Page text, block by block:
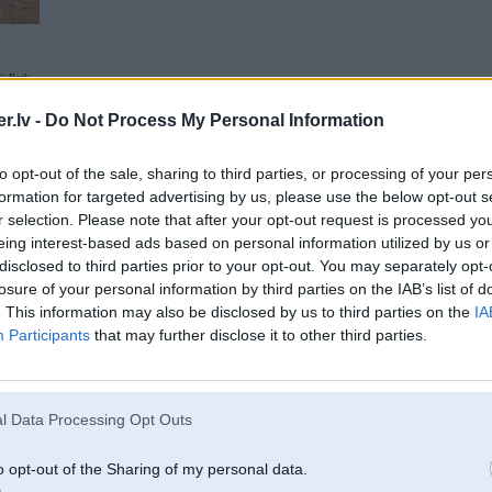
- Do Not Process My Personal Information
opt-out of the sale, sharing to third parties, or processing of your
for targeted advertising by us, please use the below opt-out
selection. Please note that after your opt-out request is processed
interest-based ads based on personal information utilized by us
to third parties prior to your opt-out. You may separately
of your personal information by third parties on the IAB’s list of
This information may also be disclosed by us to third parties on the
Participants that may further disclose it to other third parties.
Data Processing Opt Outs
opt-out of the Sharing of my personal data.
Pack
Varbūt kādam krāj putekļus un stāv bez pielietojuma “measuring bridge”.
Kolbenschmidt?